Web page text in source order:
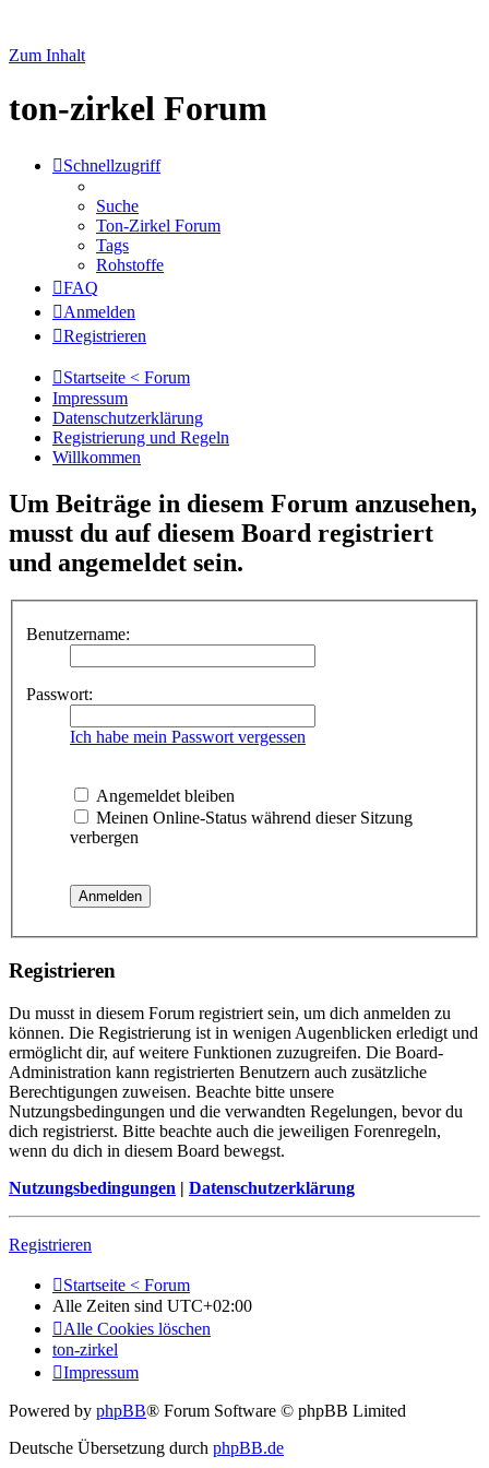
Zum Inhalt
ton-zirkel Forum
Schnellzugriff
Suche
Ton-Zirkel Forum
Tags
Rohstoffe
FAQ
Anmelden
Registrieren
Startseite < Forum
Impressum
Datenschutzerklärung
Registrierung und Regeln
Willkommen
Um Beiträge in diesem Forum anzusehen,
musst du auf diesem Board registriert
und angemeldet sein.
Benutzername:
Passwort:
Ich habe mein Passwort vergessen
Angemeldet bleiben
Meinen Online-Status während dieser Sitzung
verbergen
Registrieren
Du musst in diesem Forum registriert sein, um dich anmelden zu
können. Die Registrierung ist in wenigen Augenblicken erledigt und
ermöglicht dir, auf weitere Funktionen zuzugreifen. Die Board-
Administration kann registrierten Benutzern auch zusätzliche
Berechtigungen zuweisen. Beachte bitte unsere
Nutzungsbedingungen und die verwandten Regelungen, bevor du
dich registrierst. Bitte beachte auch die jeweiligen Forenregeln,
wenn du dich in diesem Board bewegst.
Nutzungsbedingungen | Datenschutzerklärung
Registrieren
Startseite < Forum
Alle Zeiten sind UTC+02:00
Alle Cookies löschen
ton-zirkel
Impressum
Powered by phpBB® Forum Software © phpBB Limited
Deutsche Übersetzung durch phpBB.de